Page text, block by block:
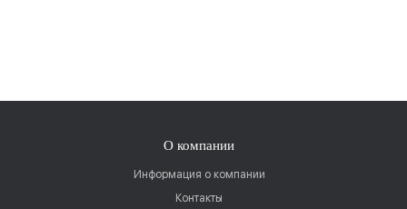
О компании
Информация о компании
Контакты